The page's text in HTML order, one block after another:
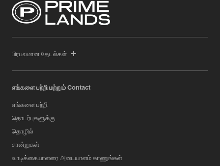
பிரபலமான தேடல்கள்
எங்களை பற்றி மற்றும் Contact
எங்களை பற்றி
தொடர்புகளுக்கு
தொழில்
சான்றுகள்
வாடிக்கையாளரை அடையாளம் காணுங்கள்